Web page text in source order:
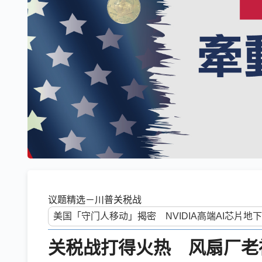
议题精选－川普关税战
关税战打得火热 风扇厂老